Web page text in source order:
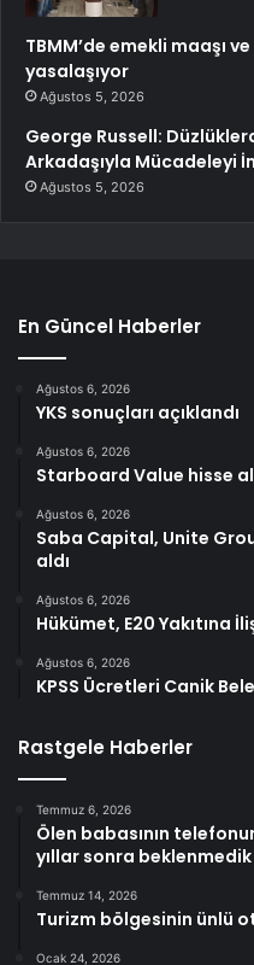
TBMM’de emekli maaşı
yasalaşıyor
Ağustos 5, 2026
George Russell:
Arkadaşıyla Mücadeleyi
Ağustos 5, 2026
En Güncel Haberler
Ağustos 6, 2026
YKS sonuçları açıklandı
Ağustos 6, 2026
Starboard Value hisse
Ağustos 6, 2026
Saba Capital, Unite
aldı
Ağustos 6, 2026
Hükümet, E20 Yakıtına
Ağustos 6, 2026
KPSS Ücretleri Canik
Rastgele Haberler
Temmuz 6, 2026
Ölen babasının
yıllar sonra
Temmuz 14, 2026
Turizm bölgesinin ünlü
Ocak 24, 2026